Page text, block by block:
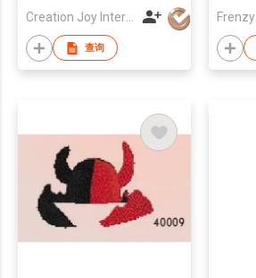
Creation Joy International Company Limited
查询